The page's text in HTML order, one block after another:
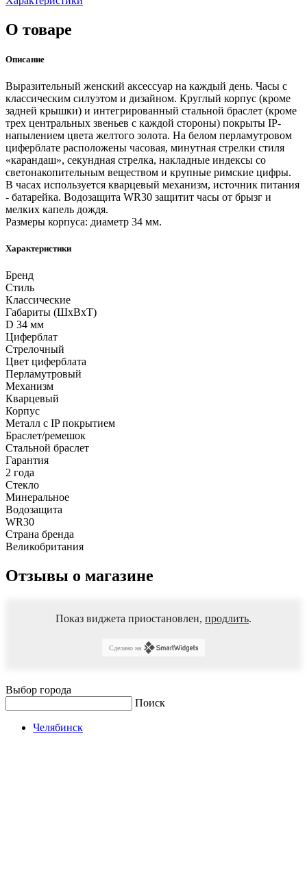
О товаре
Описание
Выразительный женский аксессуар на каждый день. Часы с
классическим силуэтом и дизайном. Круглый корпус (кроме
задней крышки) и интегрированный стальной браслет (кроме
трех центральных звеньев с каждой стороны) покрыты IP-
напылением цвета желтого золота. На белом перламутровом
циферблате расположены часовая, минутная стрелки стиля
«карандаш», секундная стрелка, накладные индексы со
светонакопительным веществом и крупные римские цифры.
В часах используется кварцевый механизм, источник питания
- батарейка. Водозащита WR30 защитит часы от брызг и
мелких капель дождя.
Размеры корпуса: диаметр 34 мм.
Характеристики
Бренд
Стиль
Классические
Габариты (ШхВхТ)
D 34 мм
Циферблат
Стрелочный
Цвет циферблата
Перламутровый
Механизм
Кварцевый
Корпус
Металл с IP покрытием
Браслет/ремешок
Стальной браслет
Гарантия
2 года
Стекло
Минеральное
Водозащита
WR30
Страна бренда
Великобритания
Отзывы о магазине
Показ виджета приостановлен, продлить.
Сделано на
Выбор города
Поиск
Челябинск